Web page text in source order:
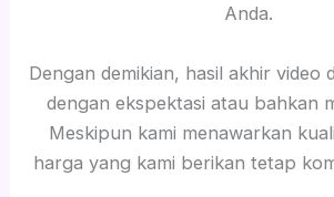
Anda.
Dengan demikian, hasil akhir video
dengan ekspektasi atau bahkan
Meskipun kami menawarkan
harga yang kami berikan tetap